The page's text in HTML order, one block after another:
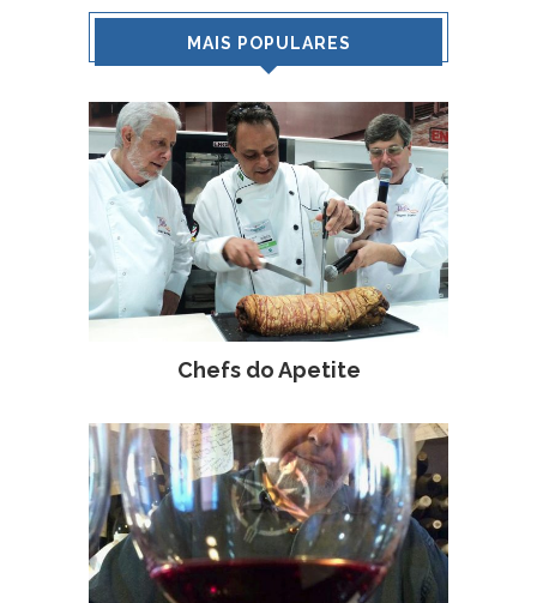
MAIS POPULARES
Chefs do Apetite